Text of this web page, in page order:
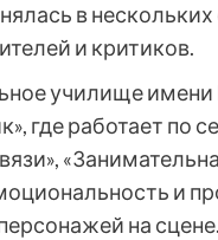
в
и критиков.
училище
где работает по
и
на сцене.